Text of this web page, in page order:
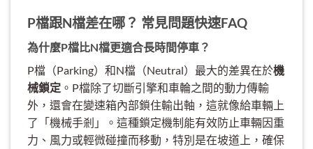
P檔跟N檔差在哪？ 常見問題快速FAQ
為什麼P檔比N檔更適合長時間停車？
P檔（Parking）和N檔（Neutral）最大的差異在於機
械鎖定 。P檔除了切斷引擎和車輪之間的動力傳輸
外，還會在變速箱內部鎖住輸出軸，這就像給車輛上
了「機械手剎」。這種鎖定機制能有效防止車輛因重
力、風力或輕微碰撞而移動，特別是在坡道上，確保